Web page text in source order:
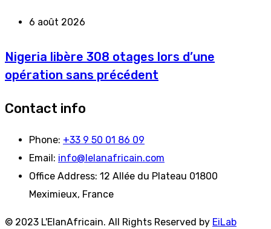
6 août 2026
Nigeria libère 308 otages lors d’une
opération sans précédent
Contact info
Phone: +33 9 50 01 86 09
Email: info@lelanafricain.com
Office Address: 12 Allée du Plateau 01800
Meximieux, France
© 2023 L'ElanAfricain. All Rights Reserved by EiLab